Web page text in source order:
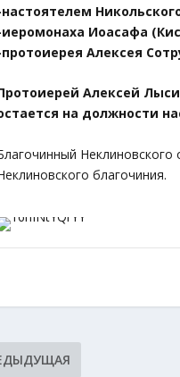
Иоасафа
Алексея
Алексей
на должности
благочиния.